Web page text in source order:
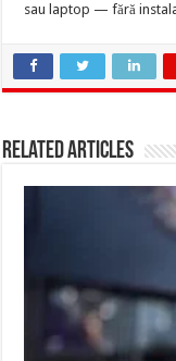
sau laptop — fără
Related Articles